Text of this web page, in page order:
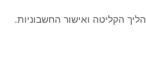
הקליטה ואישור החשבוניות.